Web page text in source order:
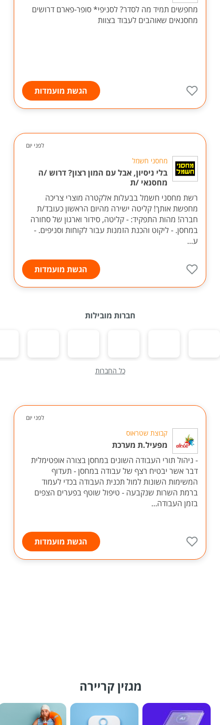
מחפשים תמיד מה לסדר? לסניפי* סופר-פארם דרושים
מחסנאים שאוהבים לעבוד בצוות
הגשת מועמדות
לפני יום
מחסני חשמל
בלי ניסיון, אבל עם המון רצון? דרוש /ה
מחסנאי /ת
רשת מחסני חשמל בבעלות אלקטרה מוצרי צריכה
מחפשת אותך! קליטה ישירה מהיום הראשון כעובד/ת
חברה! מהות התפקיד: - קליטה, סידור וארגון של סחורה
במחסן. - ליקוט והכנת הזמנות עבור לקוחות וסניפים. -
ע...
הגשת מועמדות
חברות מובילות
כל החברות
לפני יום
קבוצת שטראוס
מפעיל.ת מערכת
- ניהול תורי העבודה השונים במחסן בצורה אופטימלית
דבר אשר יבטיח רצף של עבודה במחסן - תעדוף
המשימות השונות למול תכנית העבודה בכדי לעמוד
ברמת השרות שנקבעה - טיפול שוטף בפערים הצפים
בזמן העבודה...
הגשת מועמדות
מגזין קריירה